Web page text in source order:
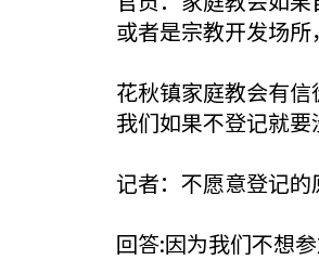
或者是宗教开发场所
花秋镇家庭教会有
我们如果不登记就
记者：不愿意登记的
回答:因为我们不想